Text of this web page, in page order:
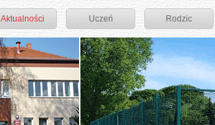
Aktualności Uczeń Rodzic